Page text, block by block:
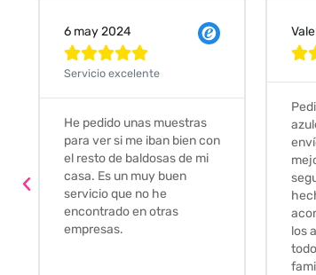
Valeria Comellas

azulejos para el baño. El
envío fue perfecto pero lo
mejor ha sido el
seguimiento que nos han
hecho. Nos guiaron y
aconsejaron para escoger
los azulejos. Lo aconsejo a